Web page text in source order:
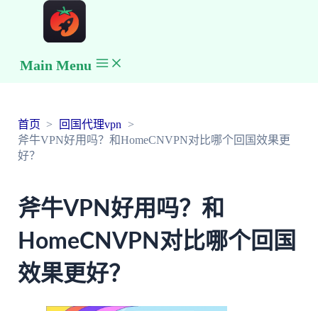
Main Menu
首页
回国代理vpn
斧牛VPN好用吗？和HomeCNVPN对比哪个回国效果更
好？
斧牛VPN好用吗？和
HomeCNVPN对比哪个回国
效果更好？